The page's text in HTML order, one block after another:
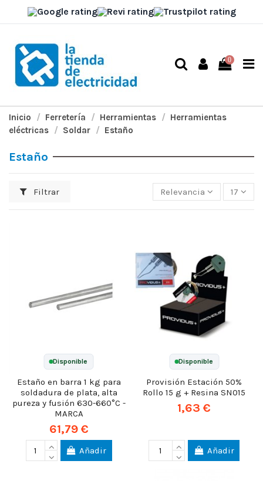
0
Inicio Ferretería Herramientas
Herramientas
eléctricas
Soldar Estaño
Estaño
Filtrar Relevancia 17
Disponible
Estaño en barra 1 kg para
soldadura de plata, alta
pureza y fusión 630-660°C -
MARCA
61,79 €
Añadir
Disponible
Provisión Estación 50%
Rollo 15 g + Resina SN015
1,63 €
Añadir